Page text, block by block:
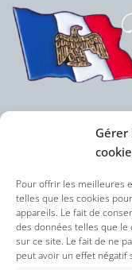
Pour offrir les meilleures
telles que les cookies
appareils. Le fait de
des données telles que le
sur ce site. Le fait de ne
peut avoir un effet
Politique des
Politique de